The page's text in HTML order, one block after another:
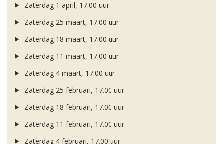
Zaterdag 1 april, 17.00 uur
Zaterdag 25 maart, 17.00 uur
Zaterdag 18 maart, 17.00 uur
Zaterdag 11 maart, 17.00 uur
Zaterdag 4 maart, 17.00 uur
Zaterdag 25 februari, 17.00 uur
Zaterdag 18 februari, 17.00 uur
Zaterdag 11 februari, 17.00 uur
Zaterdag 4 februari, 17.00 uur